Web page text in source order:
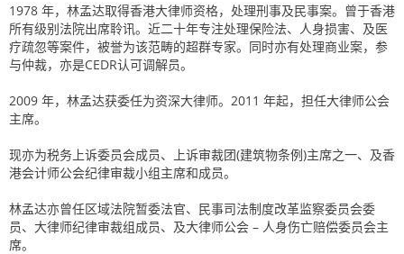
1978 年，林孟达取得香港大律师资格，处理刑事及民事案。曾于香港
所有级别法院出席聆讯。近二十年专注处理保险法、人身损害、及医
疗疏忽等案件，被誉为该范畴的超群专家。同时亦有处理商业案，参
与仲裁，亦是CEDR认可调解员。
2009 年，林孟达获委任为资深大律师。2011 年起，担任大律师公会
主席。
现亦为税务上诉委员会成员、上诉审裁团(建筑物条例)主席之一、及香
港会计师公会纪律审裁小组主席和成员。
林孟达亦曾任区域法院暂委法官、民事司法制度改革监察委员会委
员、大律师纪律审裁组成员、及大律师公会 – 人身伤亡赔偿委员会主
席。